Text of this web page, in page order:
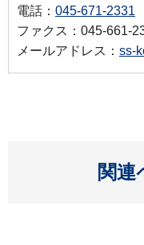
電話： 045-671-2331
ファクス：045-661-
メールアドレス： ss-
関連